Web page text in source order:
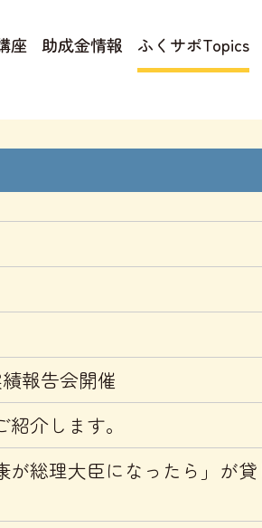
座 助成金情報 ふくサポTopics
報告会開催
介します。
総理大臣になったら」が